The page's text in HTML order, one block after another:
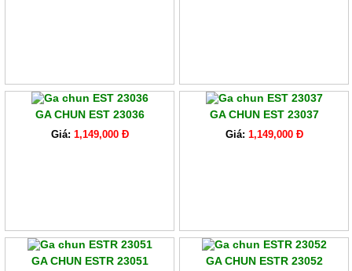
GA CHUN EST 23036
Giá: 1,149,000 Đ
GA CHUN EST 23037
Giá: 1,149,000 Đ
GA CHUN ESTR 23051 GA CHUN ESTR 23052